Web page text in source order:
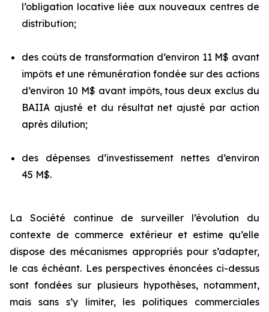
l’obligation locative liée aux nouveaux centres de
distribution;
des coûts de transformation d’environ 11 M$ avant
impôts et une rémunération fondée sur des actions
d’environ 10 M$ avant impôts, tous deux exclus du
BAIIA ajusté et du résultat net ajusté par action
après dilution;
des dépenses d’investissement nettes d’environ
45 M$.
La Société continue de surveiller l’évolution du
contexte de commerce extérieur et estime qu’elle
dispose des mécanismes appropriés pour s’adapter,
le cas échéant. Les perspectives énoncées ci-dessus
sont fondées sur plusieurs hypothèses, notamment,
mais sans s’y limiter, les politiques commerciales